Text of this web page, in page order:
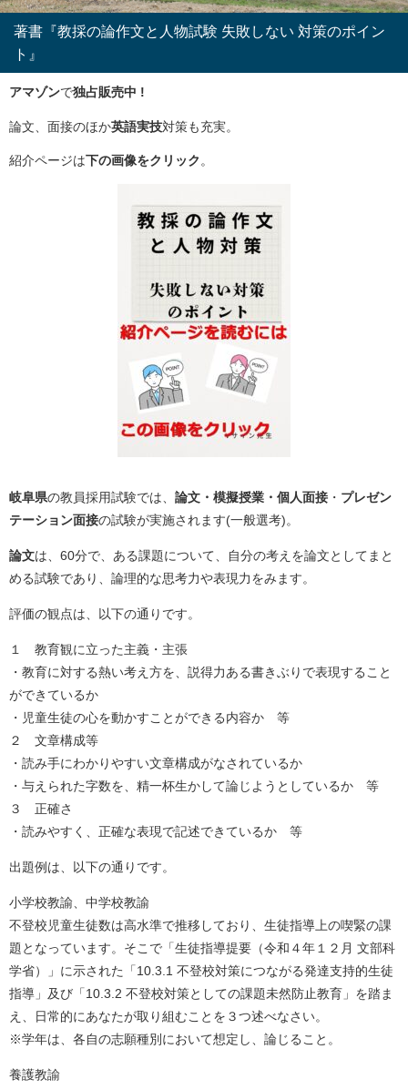
著書『教採の論作文と人物試験 失敗しない 対策のポイン
ト』
アマゾンで独占販売中 !
論文、面接のほか英語実技対策も充実。
紹介ページは下の画像をクリック 。
岐阜県の教員採用試験では、 論文・模擬授業・ 個人面接 ・ プレゼン
テーション面接の試験が実施されます(一般選考)。
論文は、60分で、ある課題について、自分の考えを論文としてまと
める試験であり、論理的な思考力や表現力をみます。
評価の観点は、以下の通りです。
１ 教育観に立った主義・主張
・教育に対する熱い考え方を、説得力ある書きぶりで表現すること
ができているか
・児童生徒の心を動かすことができる内容か 等
２ 文章構成等
・読み手にわかりやすい文章構成がなされているか
・与えられた字数を、精一杯生かして論じようとしているか 等
３ 正確さ
・読みやすく、正確な表現で記述できているか 等
出題例は、以下の通りです。
小学校教諭、中学校教諭
不登校児童生徒数は高水準で推移しており、生徒指導上の喫緊の課
題となっています。そこで「生徒指導提要（令和４年１２月 文部科
学省）」に示された「10.3.1 不登校対策につながる発達支持的生徒
指導」及び「10.3.2 不登校対策としての課題未然防止教育」を踏ま
え、日常的にあなたが取り組むことを３つ述べなさい。
※学年は、各自の志願種別において想定し、論じること。
養護教諭